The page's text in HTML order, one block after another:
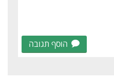
הוסף תגובה